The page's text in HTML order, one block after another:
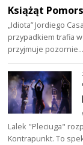
Książąt
„Idiota” Jordiego
przypadkiem trafia
przyjmuje pozornie…
Lalek "Pleciuga"
Kontrapunkt. To